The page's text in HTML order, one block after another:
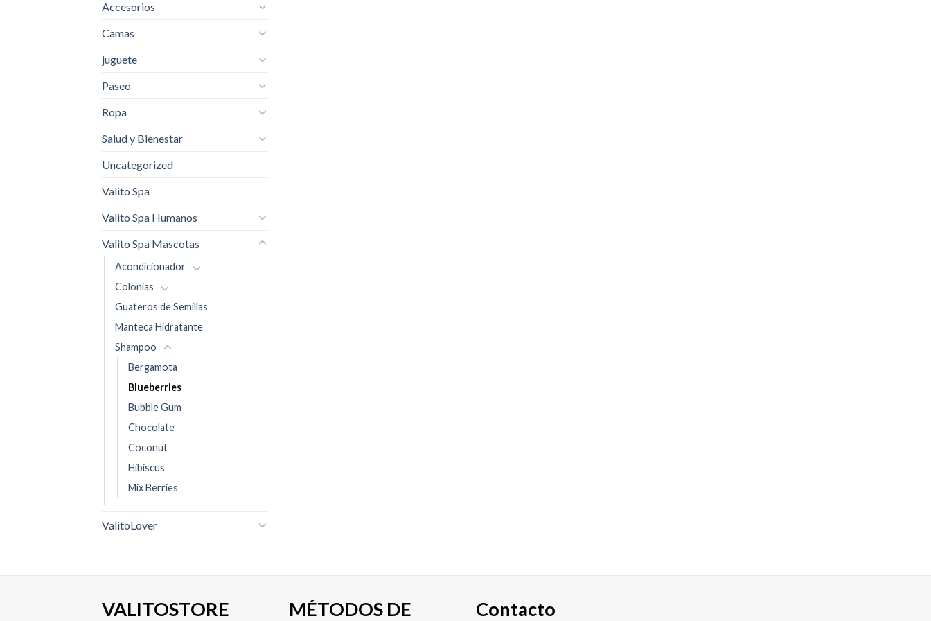
Accesorios
Camas
juguete
Paseo
Ropa
Salud y Bienestar
Uncategorized
Valito Spa
Valito Spa Humanos
Valito Spa Mascotas
Acondicionador
Colonias
Guateros de Semillas
Manteca Hidratante
Shampoo
Bergamota
Blueberries
Bubble Gum
Chocolate
Coconut
Hibiscus
Mix Berries
ValitoLover
VALITOSTORE MÉTODOS DE Contacto